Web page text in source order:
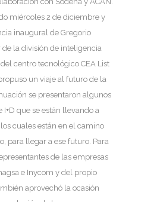
miércoles 2 de diciembre y
inaugural de Gregorio
la división de inteligencia
centro tecnológico CEA List
un viaje al futuro de la
se presentaron algunos
I+D que se están llevando a
cuales están en el camino
para llegar a ese futuro. Para
de las empresas
e Inycom y del propio
aprovechó la ocasión